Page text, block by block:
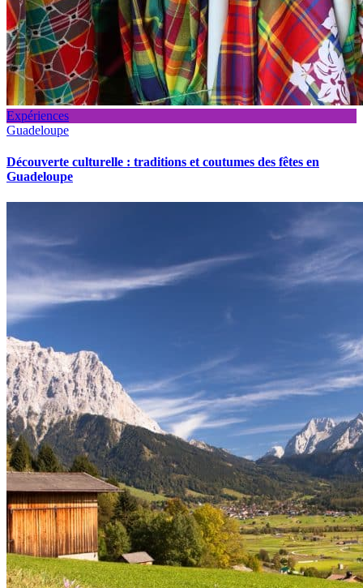
Expériences
Guadeloupe
Découverte culturelle : traditions et coutumes des fêtes en
Guadeloupe